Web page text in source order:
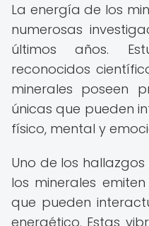
La energía de los
numerosas
últimos años.
reconocidos
minerales poseen
únicas que pueden
físico, mental y
Uno de los
los minerales
que pueden
energético. Estas